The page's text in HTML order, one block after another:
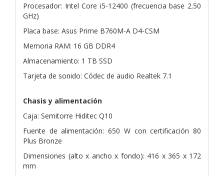
Procesador: Intel Core i5-12400 (frecuencia base 2.50
GHz)
Placa base: Asus Prime B760M-A D4-CSM
Memoria RAM: 16 GB DDR4
Almacenamiento: 1 TB SSD
Tarjeta de sonido: Códec de audio Realtek 7.1
Chasis y alimentación
Caja: Semitorre Hiditec Q10
Fuente de alimentación: 650 W con certificación 80
Plus Bronze
Dimensiones (alto x ancho x fondo): 416 x 365 x 172
mm